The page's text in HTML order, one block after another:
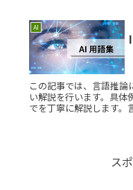
AI
この記事では、言語推
い解説を行います。具体
でを丁寧に解説します。
ス